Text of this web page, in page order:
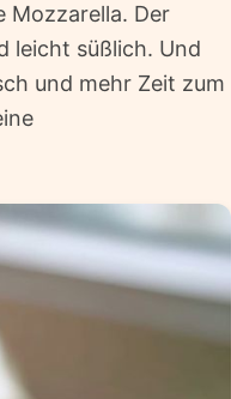
Mozzarella. Der
leicht süßlich. Und
und mehr Zeit zum